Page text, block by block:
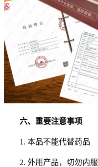
六、重要注意事项
1. 本品不能代替药品
2. 外用产品，切勿内服